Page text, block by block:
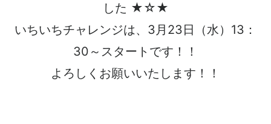
した ★☆★
いちいちチャレンジは、3月23日（水）13：
30～スタートです！！
よろしくお願いいたします！！